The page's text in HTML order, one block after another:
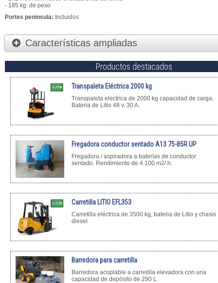
- 185 kg. de peso
Portes peninsula: Incluidos
Características ampliadas
Productos destacados
Transpaleta Eléctrica 2000 kg
Transpaleta electrica de 2000 kg capacidad de carga.
Bateria de Litio 48 v. 30 A.
Fregadora conductor sentado A13 75-85R UP
Fregadora / aspiradora a baterías de conductor
sentado. Rendimiento de 4.100 m2/ h.
Carretilla LITIO EFL353
Carretilla eléctrica de 3500 kg, bateria de Litio y chasis
diesel
Barredora para carretilla
Barredora acoplable a carretilla elevadora con una
capacidad de depósito de 290 L.